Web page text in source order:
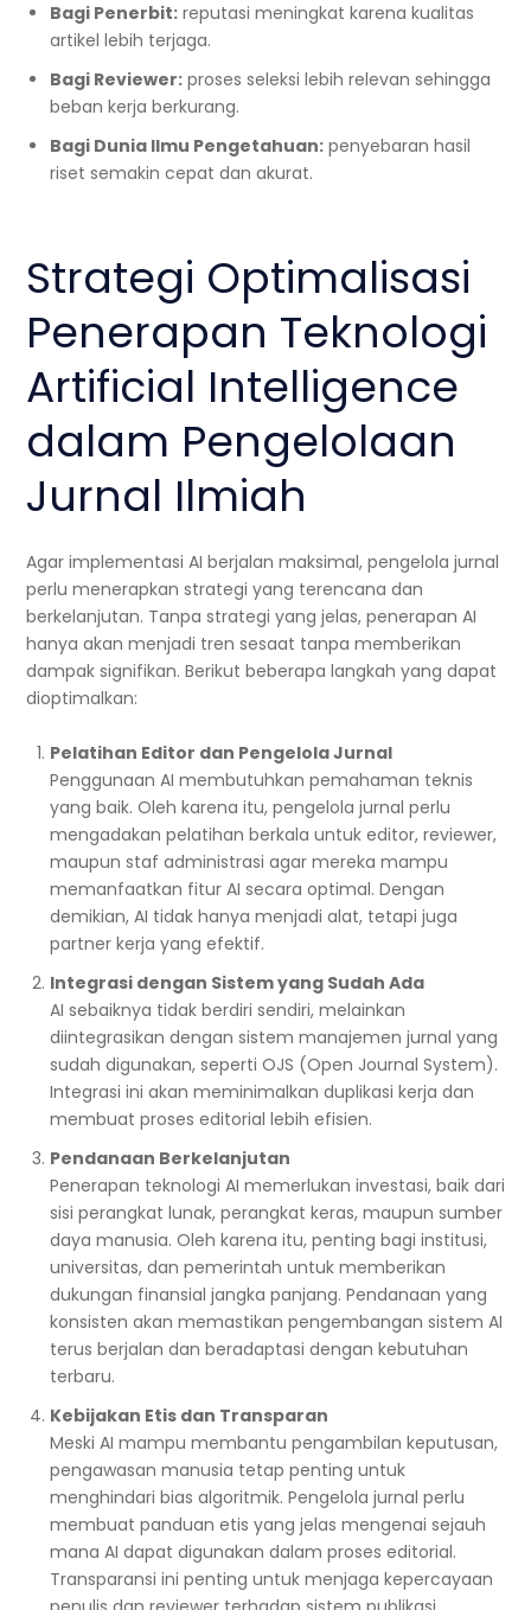
Bagi Penerbit:reputasi meningkat karena kualitas
artikel lebih terjaga.
Bagi Reviewer:proses seleksi lebih relevan sehingga
beban kerja berkurang.
Bagi Dunia Ilmu Pengetahuan:penyebaran hasil
riset semakin cepat dan akurat.
Strategi Optimalisasi
Penerapan Teknologi
Artificial Intelligence
dalam Pengelolaan
Jurnal Ilmiah
Agar implementasi AI berjalan maksimal, pengelola jurnal
perlu menerapkan strategi yang terencana dan
berkelanjutan. Tanpa strategi yang jelas, penerapan AI
hanya akan menjadi tren sesaat tanpa memberikan
dampak signifikan. Berikut beberapa langkah yang dapat
dioptimalkan:
Pelatihan Editor dan Pengelola Jurnal
Penggunaan AI membutuhkan pemahaman teknis
yang baik. Oleh karena itu, pengelola jurnal perlu
mengadakan pelatihan berkala untuk editor, reviewer,
maupun staf administrasi agar mereka mampu
memanfaatkan fitur AI secara optimal. Dengan
demikian, AI tidak hanya menjadi alat, tetapi juga
partner kerja yang efektif.
Integrasi dengan Sistem yang Sudah Ada
AI sebaiknya tidak berdiri sendiri, melainkan
diintegrasikan dengan sistem manajemen jurnal yang
sudah digunakan, seperti OJS (Open Journal System).
Integrasi ini akan meminimalkan duplikasi kerja dan
membuat proses editorial lebih efisien.
Pendanaan Berkelanjutan
Penerapan teknologi AI memerlukan investasi, baik dari
sisi perangkat lunak, perangkat keras, maupun sumber
daya manusia. Oleh karena itu, penting bagi institusi,
universitas, dan pemerintah untuk memberikan
dukungan finansial jangka panjang. Pendanaan yang
konsisten akan memastikan pengembangan sistem AI
terus berjalan dan beradaptasi dengan kebutuhan
terbaru.
Kebijakan Etis dan Transparan
Meski AI mampu membantu pengambilan keputusan,
pengawasan manusia tetap penting untuk
menghindari bias algoritmik. Pengelola jurnal perlu
membuat panduan etis yang jelas mengenai sejauh
mana AI dapat digunakan dalam proses editorial.
Transparansi ini penting untuk menjaga kepercayaan